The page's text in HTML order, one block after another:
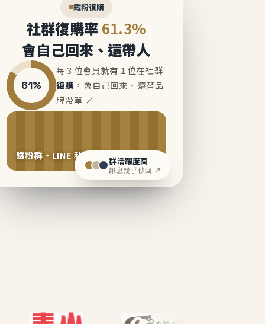
鐵粉復購
社群復購率 61.3%
會自己回來、還帶人
61%
每 3 位會員就有 1 位在社群
復購 ，會自己回來、還替品
牌帶單 ↗
鐵粉群・LINE 私域運營中群活躍度高
訊息幾乎秒回 ↗